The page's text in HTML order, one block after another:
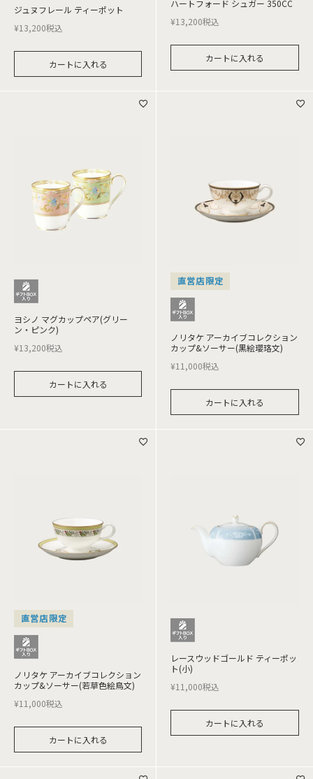
ジュヌフレール ティーポット
¥13,200税込
カートに入れる
ハートフォード シュガー 350CC
¥13,200税込
カートに入れる
ヨシノ マグカップペア(グリー
ン・ピンク)
¥13,200税込
カートに入れる
直営店限定
ノリタケ アーカイブコレクション
カップ&ソーサー(黒絵瓔珞文)
¥11,000税込
カートに入れる
直営店限定
ノリタケ アーカイブコレクション
カップ&ソーサー(若草色絵鳥文)
¥11,000税込
カートに入れる
レースウッドゴールド ティーポッ
ト(小)
¥11,000税込
カートに入れる